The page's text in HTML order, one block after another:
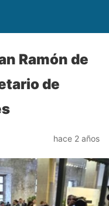
Ramón de
de
hace 2 años